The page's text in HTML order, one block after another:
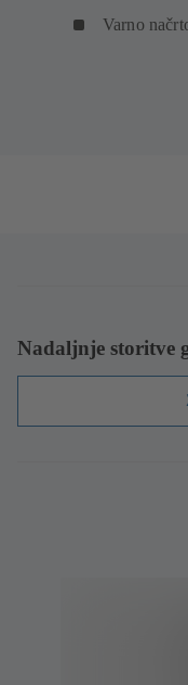
Varno
Nadaljnje storitve